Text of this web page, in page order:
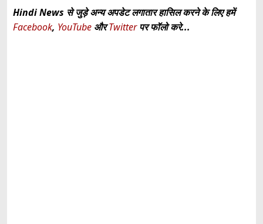
Hindi News से जुड़े अन्य अपडेट लगातार हासिल करने के लिए हमें
Facebook, YouTube औरTwitterपर फॉलो करे...